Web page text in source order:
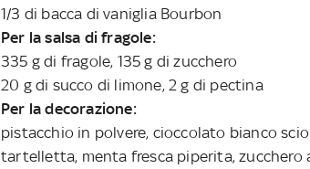
1/3 di bacca di vaniglia Bourbon
Per la salsa di fragole:
335 g di fragole, 135 g di zucchero
20 g di succo di limone, 2 g di pectina
Per la decorazione:
pistacchio in polvere, cioccolato bianco
tartelletta, menta fresca piperita, zucchero